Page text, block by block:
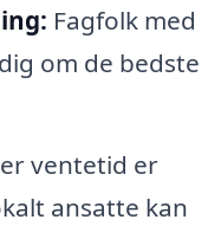
Fagfolk med
om de bedste
ventetid er
ansatte kan